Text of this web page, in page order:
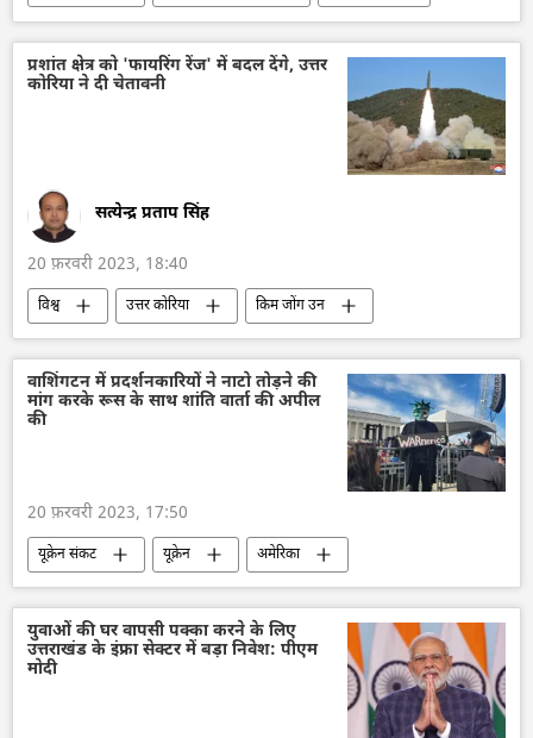
यूक्रेन
अमेरिका हथियारों की आपूर्ति
प्रशांत क्षेत्र को 'फायरिंग रेंज' में बदल देंगे, उत्तर
कोरिया ने दी चेतावनी
सत्येन्द्र प्रताप सिंह
20 फ़रवरी 2023, 18:40
विश्व उत्तर कोरिया
किम जोंग उन
दक्षिण कोरिया
सैन्य अभ्यास
जापान
अमेरिका
वाशिंगटन में प्रदर्शनकारियों ने नाटो तोड़ने की
मांग करके रूस के साथ शांति वार्ता की अपील
की
20 फ़रवरी 2023, 17:50
यूक्रेन संकट यूक्रेन
अमेरिका
बहुध्रुवीय दुनिया
जो बाइडन विवाद
युवाओं की घर वापसी पक्का करने के लिए
उत्तराखंड के इंफ्रा सेक्टर में बड़ा निवेश: पीएम
मोदी